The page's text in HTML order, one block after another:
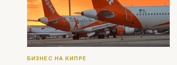
БИЗНЕС НА КИПРЕ